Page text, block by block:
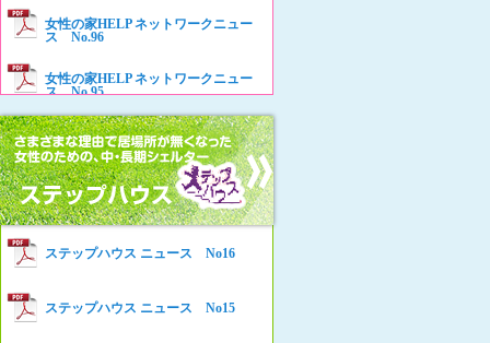
Women’s Shelter HELP News No80
Women’s Shelter HELP News No79
Women’s Shelter HELP News No78
Women’s Shelter HELP News No76
Women’s Shelter HELP News No75
Women’s Shelter HELP News
女性の家HELP ネットワークニュー
ス No.96
女性の家HELP ネットワークニュー
ス No.95
女性の家HELP ネットワークニュー
ス No.94
女性の家HELP ネットワークニュー
ス No.93
女性の家HELP ネットワークニュー
ス No.92
女性の家HELP ネットワークニュー
ス No.91
ステップハウス ニュース No16
ステップハウス ニュース No15